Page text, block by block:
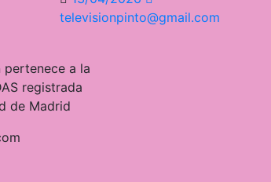
televisionpinto@gmail.com
pertenece a la
registrada
de Madrid